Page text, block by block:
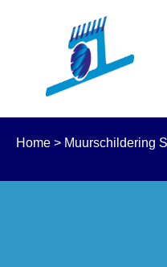
Home > Muurschildering